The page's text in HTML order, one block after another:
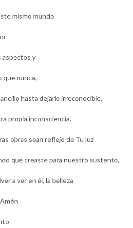
mismo mundo
aspectos y
que nunca,
hasta dejarlo irreconocible.
propia inconsciencia.
obras sean reflejo de Tu luz
que creaste para nuestro sustento,
a ver en él, la belleza